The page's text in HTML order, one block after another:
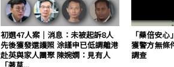
初選47人案｜消息：未被起訴8人
先後獲發還護照 涂謹申已低調離港
赴英與家人團聚 陳婉嫻：見有人
「藥倍安
獲警方無條
調查